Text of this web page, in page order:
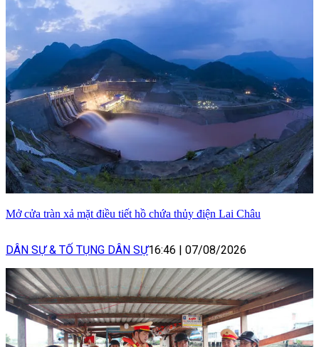
Mở cửa tràn xả mặt điều tiết hồ chứa thủy điện Lai Châu
DÂN SỰ & TỐ TỤNG DÂN SỰ16:46 07/08/2026